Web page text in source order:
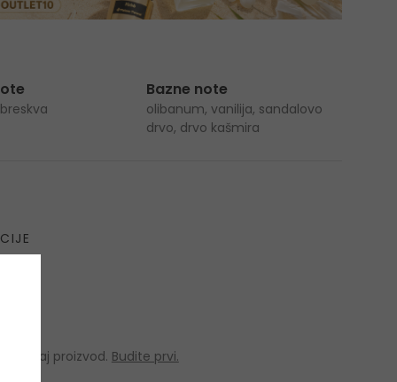
Bazne note
olibanum, vanilija, sandalovo
drvo, drvo kašmira
ovaj proizvod. Budite prvi.